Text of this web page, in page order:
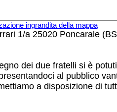
ingrandita della mappa
1/a 25020 Poncarale
dei due fratelli si è
al pubblico
a disposizione di